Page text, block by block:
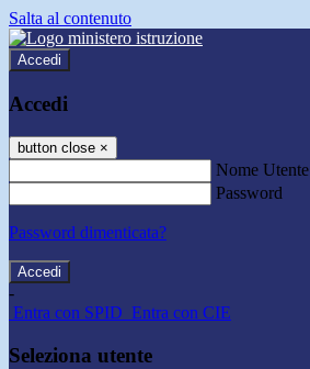
Salta al contenuto
Accedi
Accedi
button close ×
Nome Utente
Password
Password dimenticata?
-
Entra con SPID Entra con CIE
Seleziona utente